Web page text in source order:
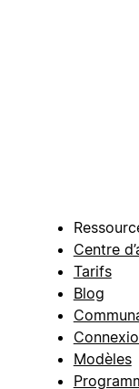
Centre
Tarifs
Blog
Modèles